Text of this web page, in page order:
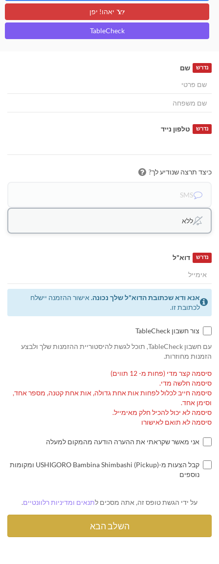
יאהו! יפן
TableCheck
שם נדרש
טלפון נייד נדרש
כיצד תרצה שנודיע לך?
SMS
ללא
דוא"ל נדרש
אנא ודא שכתובת הדוא"ל שלך נכונה. אישור ההזמנה יישלח
לכתובת זו.
צור חשבון TableCheck
עם חשבון TableCheck, תוכל לגשת להיסטוריית ההזמנות שלך ולבצע
הזמנות מחוזרות.
סיסמה קצר מדי (פחות מ- 12 תווים)
סיסמה חלשה מדי.
סיסמה חייב לכלול לפחות אות אחת גדולה, אות אחת קטנה, מספר אחד,
וסימן אחד.
סיסמה לא יכול להכיל חלק מאימייל.
סיסמה לא תואם לאישורו
אני מאשר שקראתי את ההערה הודעה מהמקום למעלה
קבל הצעות מ-USHIGORO Bambina Shimbashi (Pickup) ומקומות
נוספים
על ידי הגשת טופס זה, אתה מסכים לתנאים ומדיניות רלוונטיים.